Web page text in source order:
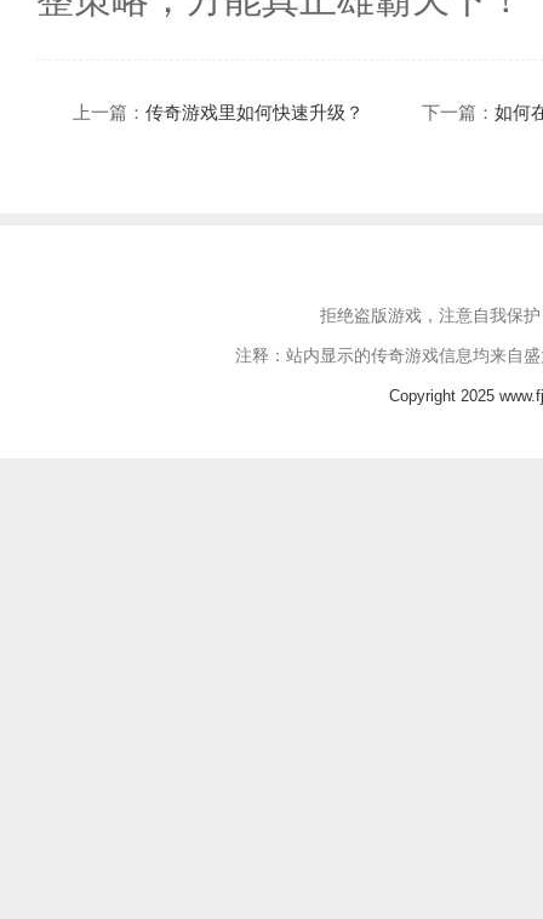
上一篇： 传奇游戏里如何快速升级？ 下一篇： 如何
拒绝盗版游戏，注意自我保
注释：站内显示的传奇游戏信息均来自
Copyright 2025